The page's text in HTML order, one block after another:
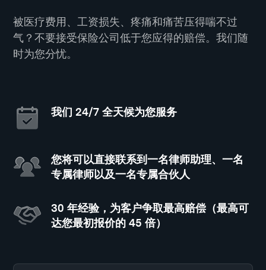
被医疗费用、工资损失、疼痛和痛苦压得喘不过
气？不要接受保险公司低于您应得的赔偿。我们随
时为您分忧。
我们 24/7 全天候为您服务
您将可以直接联系到一名律师助理、一名
专属律师以及一名专属合伙人
30 年经验，为客户争取最高赔偿（最高可
达您最初报价的 45 倍）